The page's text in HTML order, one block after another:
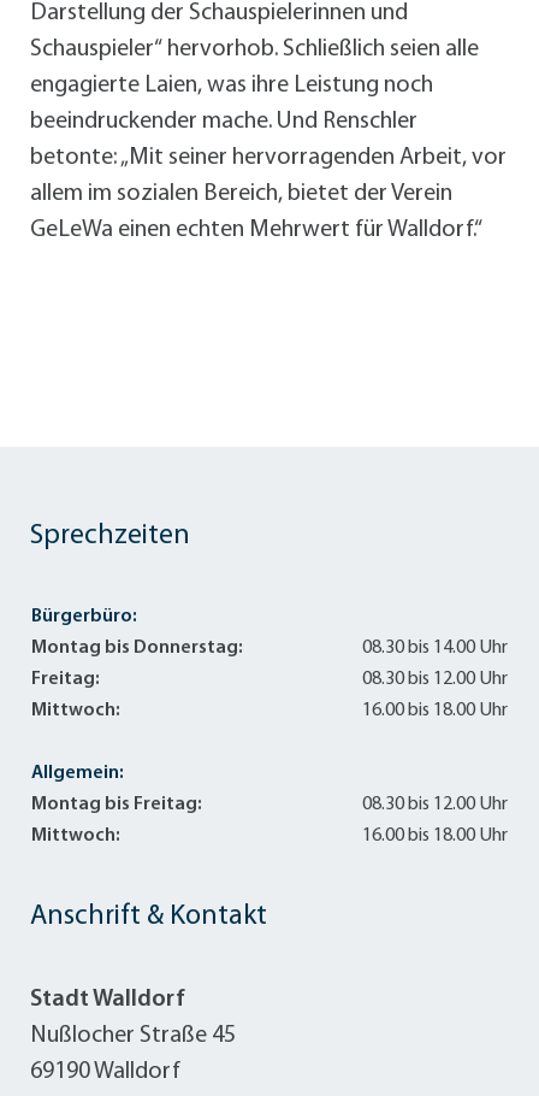
Darstellung der Schauspielerinnen und
Schauspieler“ hervorhob. Schließlich seien alle
engagierte Laien, was ihre Leistung noch
beeindruckender mache. Und Renschler
betonte: „Mit seiner hervorragenden Arbeit, vor
allem im sozialen Bereich, bietet der Verein
GeLeWa einen echten Mehrwert für Walldorf.“
Anschrift & Kontakt
Stadt Walldorf
Nußlocher Straße 45
69190 Walldorf
Sprechzeiten
Bürgerbüro:
Montag bis Donnerstag:
08.30 bis 14.00 Uhr
Freitag:
08.30 bis 12.00 Uhr
Mittwoch:
16.00 bis 18.00 Uhr
Allgemein:
Montag bis Freitag:
08.30 bis 12.00 Uhr
Mittwoch:
16.00 bis 18.00 Uhr